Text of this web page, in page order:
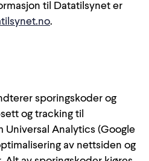
til Datatilsynet er
.
sporingskoder og
og tracking til
Universal Analytics (Google
av nettsiden og